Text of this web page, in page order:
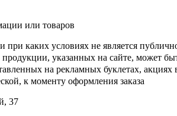
или товаров
каких условиях не является
указанных на сайте, может
на рекламных буклетах, акциях
к моменту оформления заказа
37